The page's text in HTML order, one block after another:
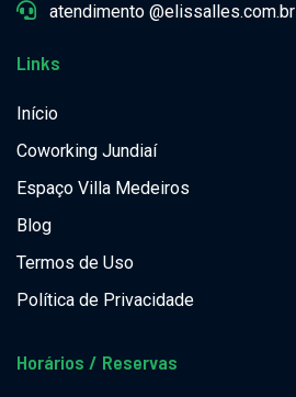
atendimento @elissalles.com.br
Links
Início
Coworking Jundiaí
Espaço Villa Medeiros
Blog
Termos de Uso
Política de Privacidade
Horários / Reservas